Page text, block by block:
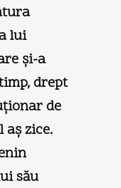
lui
şi-a
drept
de
zice.
său